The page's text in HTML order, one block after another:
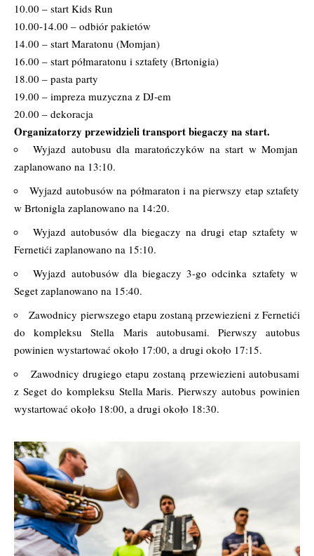
10.00 – start Kids Run
10.00-14.00 – odbiór pakietów
14.00 – start Maratonu (Momjan)
16.00 – start półmaratonu i sztafety (Brtonigia)
18.00 – pasta party
19.00 – impreza muzyczna z DJ-em
20.00 – dekoracja
Organizatorzy przewidzieli transport biegaczy na start.
Wyjazd autobusu dla maratończyków na start w Momjan
zaplanowano na 13:10.
Wyjazd autobusów na półmaraton i na pierwszy etap sztafety
w Brtonigla zaplanowano na 14:20.
Wyjazd autobusów dla biegaczy na drugi etap sztafety w
Fernetići zaplanowano na 15:10.
Wyjazd autobusów dla biegaczy 3-go odcinka sztafety w
Seget zaplanowano na 15:40.
Zawodnicy pierwszego etapu zostaną przewiezieni z Fernetići
do kompleksu Stella Maris autobusami. Pierwszy autobus
powinien wystartować około 17:00, a drugi około 17:15.
Zawodnicy drugiego etapu zostaną przewiezieni autobusami
z Seget do kompleksu Stella Maris. Pierwszy autobus powinien
wystartować około 18:00, a drugi około 18:30.